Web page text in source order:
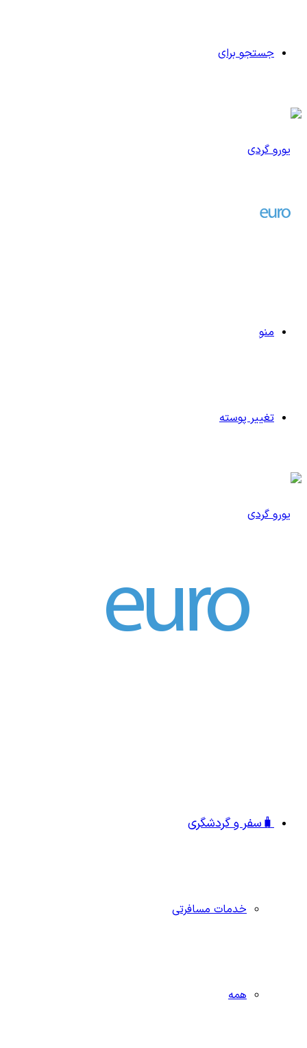
جستجو برای
منو
تغییر پوسته
🧳سفر و گردشگری
خدمات مسافرتی
همه